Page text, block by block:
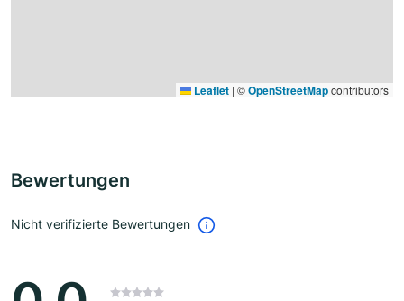
Leaflet | ©OpenStreetMapcontributors
Bewertungen
Nicht verifizierte Bewertungen